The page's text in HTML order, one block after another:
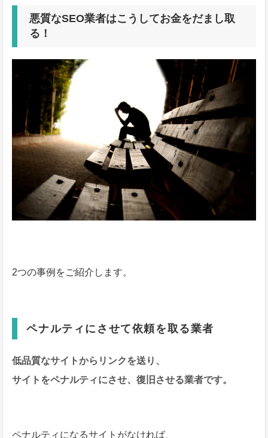
悪質なSEO業者はこうしてお金をだまし取
る！
2つの事例をご紹介します。
ペナルティにさせて依頼を取る業者
低品質なサイトからリンクを送り、
サイトをペナルティにさせ、復旧させる業者です。
ペナルティになるサイトがなければ、